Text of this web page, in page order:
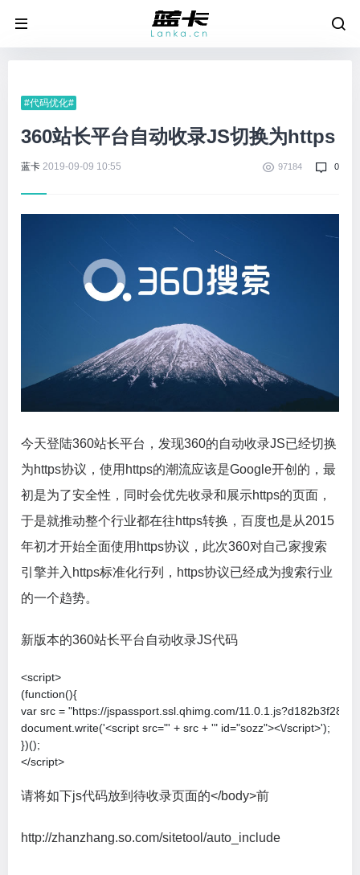
#代码优化#
360站长平台自动收录JS切换为https
蓝卡 2019-09-09 10:55 97184 0
今天登陆360站长平台，发现360的自动收录JS已经切换
为https协议，使用https的潮流应该是Google开创的，最
初是为了安全性，同时会优先收录和展示https的页面，
于是就推动整个行业都在往https转换，百度也是从2015
年初才开始全面使用https协议，此次360对自己家搜索
引擎并入https标准化行列，https协议已经成为搜索行业
的一个趋势。
新版本的360站长平台自动收录JS代码
<script>
(function(){
var src = "https://jspassport.ssl.qhimg.com/
document.write('<script src="' + src + '" id="sozz"><\/script>');
})();
</script>
请将如下js代码放到待收录页面的</body>前
http://zhanzhang.so.com/sitetool/auto_include